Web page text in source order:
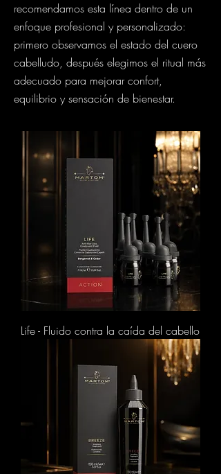
recomendamos esta línea dentro de un
enfoque profesional y personalizado:
primero observamos el estado del cuero
cabelludo, después elegimos el ritual más
adecuado para mejorar confort,
equilibrio y sensación de bienestar.
Life - Fluido contra la caída del cabello